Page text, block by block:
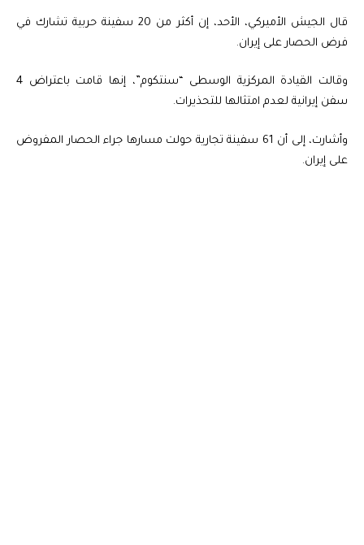
قال الجيش الأميركي، الأحد، إن أكثر من 20 سفينة حربية تشارك في
فرض الحصار على إيران.
وقالت القيادة المركزية الوسطى “سنتكوم”، إنها قامت باعتراض 4
سفن إيرانية لعدم امتثالها للتحذيرات.
وأشارت، إلى أن 61 سفينة تجارية حولت مسارها جراء الحصار المفروض
على إيران.